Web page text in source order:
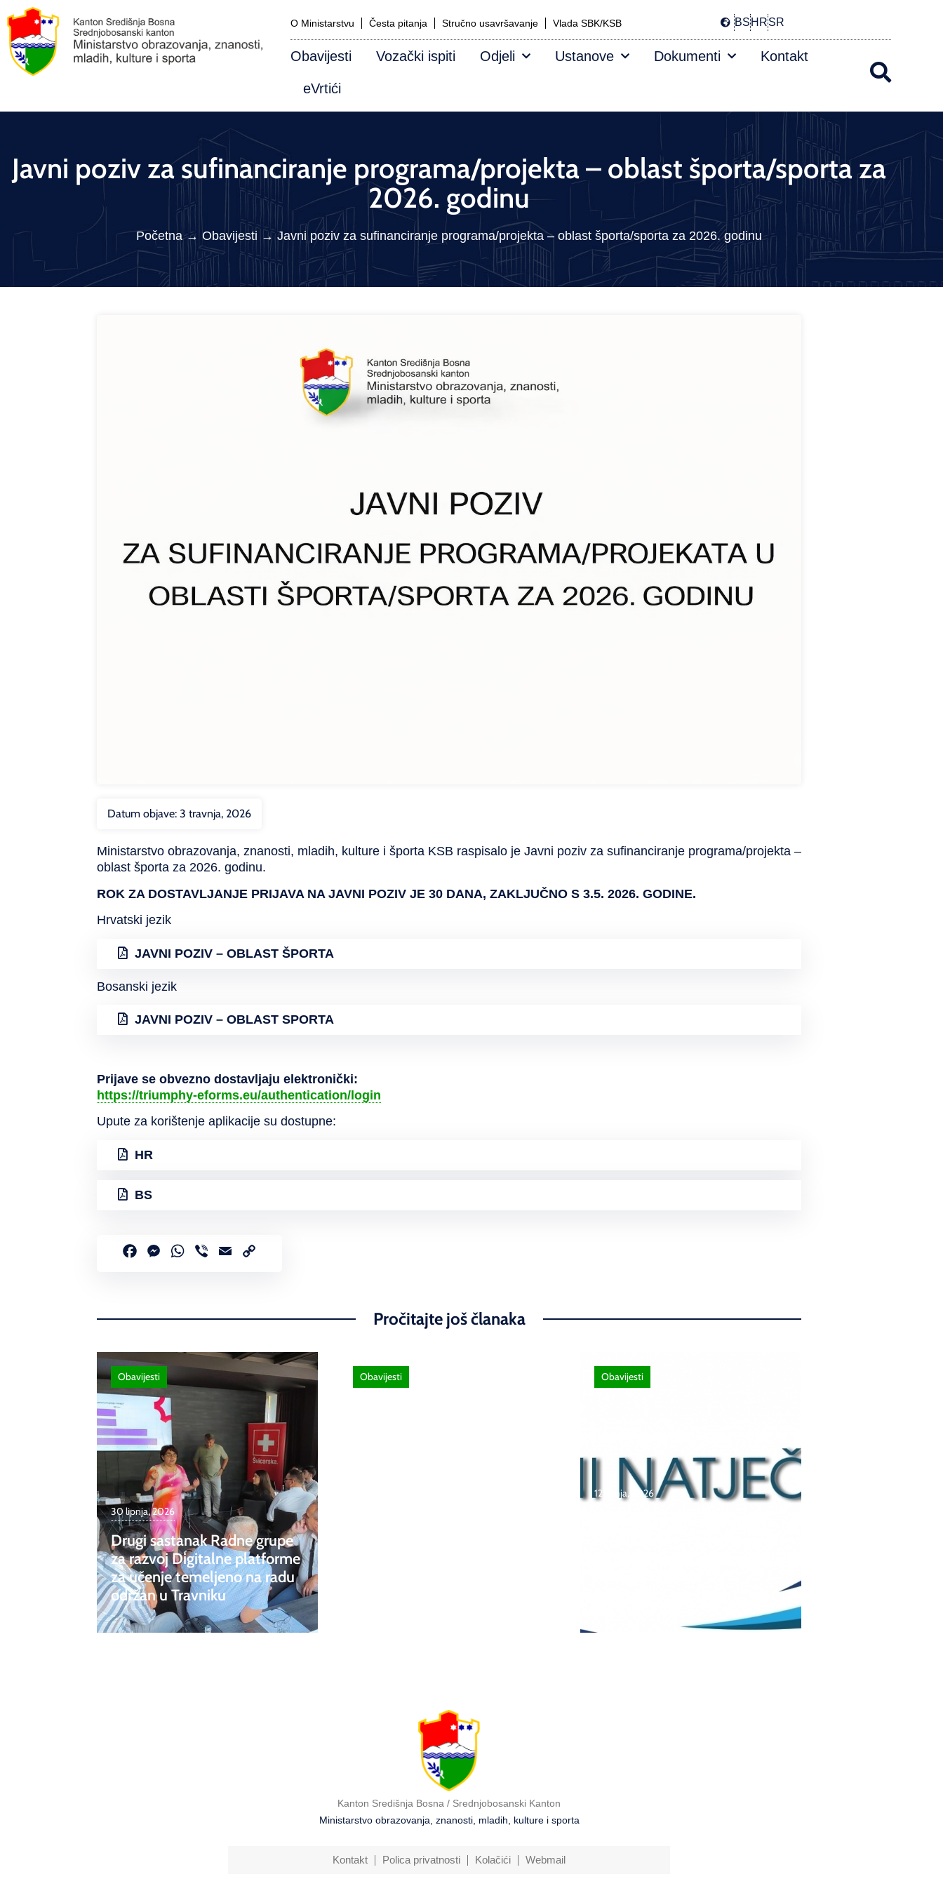
O Ministarstvu Česta pitanja Stručno usavršavanje Vlada SBK/KSB BSHRSR
Obavijesti Vozački ispiti Odjeli Ustanove Dokumenti Kontakt
eVrtići
Javni poziv za sufinanciranje programa/projekta – oblast športa/sporta za
2026. godinu
Početna→ Obavijesti →Javni poziv za sufinanciranje programa/projekta – oblast športa/sporta za 2026. godinu
Datum objave: 3 travnja, 2026
Ministarstvo obrazovanja, znanosti, mladih, kulture i športa KSB raspisalo je Javni poziv za sufinanciranje programa/projekta –
oblast športa za 2026. godinu.
ROK ZA DOSTAVLJANJE PRIJAVA NA JAVNI POZIV JE 30 DANA, ZAKLJUČNO S 3.5. 2026. GODINE.
Hrvatski jezik
JAVNI POZIV – OBLAST ŠPORTA
Bosanski jezik
JAVNI POZIV – OBLAST SPORTA
Prijave se obvezno dostavljaju elektronički:
https://triumphy-eforms.eu/authentication/login
Upute za korištenje aplikacije su dostupne:
HR
BS
FacebookMessenger
WhatsApp
Viber Email
Pročitajte još članaka
30 lipnja, 2026
Drugi sastanak Radne grupe
za razvoj Digitalne platforme
za učenje temeljeno na radu
održan u Travniku
Obavijesti Obavijesti
12 lipnja, 2026
Obavijesti
Kanton Središnja Bosna / Srednjobosanski Kanton
Ministarstvo obrazovanja, znanosti, mladih, kulture i sporta
Kontakt Polica privatnosti Kolačići Webmail